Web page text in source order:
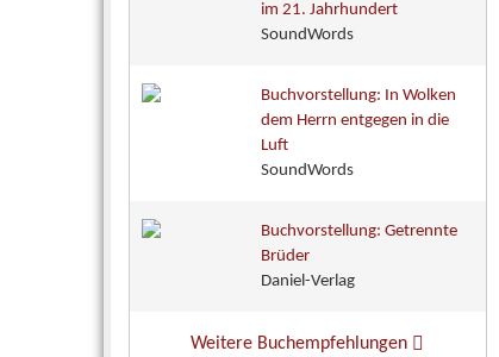
im 21. Jahrhundert
SoundWords
Buchvorstellung: In Wolken
dem Herrn entgegen in die
Luft
SoundWords
Buchvorstellung: Getrennte
Brüder
Daniel-Verlag
Weitere Buchempfehlungen